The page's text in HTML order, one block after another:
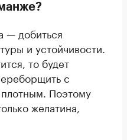
— добиться
и устойчивости.
то будет
с
Поэтому
желатина,